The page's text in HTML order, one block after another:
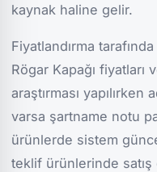
kaynak haline gelir.
Fiyatlandırma
Rögar Kapağı fiyatları
araştırması yapılırken
varsa şartname notu
ürünlerde sistem
teklif ürünlerinde